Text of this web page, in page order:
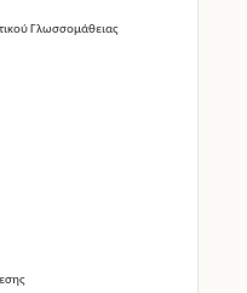
Γλωσσομάθειας